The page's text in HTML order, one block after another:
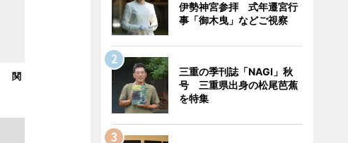
関
伊勢神宮参拝 式年遷宮行
事「御木曳」などご視察
三重の季刊誌「NAGI」秋
号 三重県出身の松尾芭蕉
を特集